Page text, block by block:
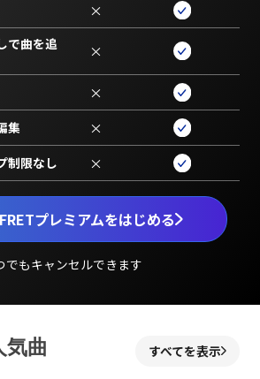
プレミアムをはじめる
でもキャンセルできます
×
で曲を追
×
×
集 ×
制限なし ×
気曲 すべてを表示